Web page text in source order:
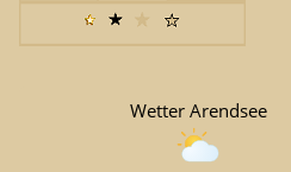
Wetter Arendsee